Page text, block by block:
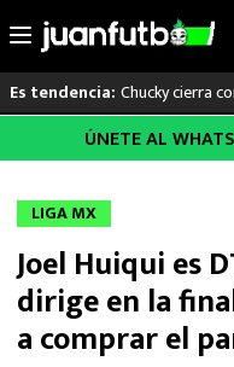
al
Es tendencia: Chucky cierra
LO ÚLTIMO
LIGA MX
RAYADOS
PUMAS
ÚNETE AL
LIGA MX
Joel Huiqui es
dirige en la
a comprar el